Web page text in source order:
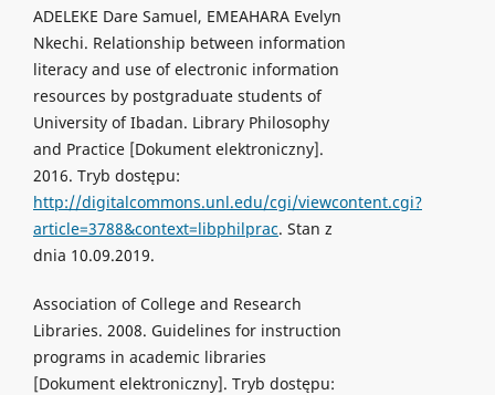
ADELEKE Dare Samuel, EMEAHARA Evelyn
Nkechi. Relationship between information
literacy and use of electronic information
resources by postgraduate students of
University of Ibadan. Library Philosophy
and Practice [Dokument elektroniczny].
2016. Tryb dostępu:
http://digitalcommons.unl.edu/cgi/viewcontent.cgi?
article=3788&context=libphilprac. Stan z
dnia 10.09.2019.
Association of College and Research
Libraries. 2008. Guidelines for instruction
programs in academic libraries
[Dokument elektroniczny]. Tryb dostępu: